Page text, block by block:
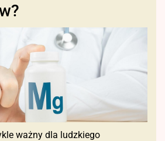
ważny dla ludzkiego